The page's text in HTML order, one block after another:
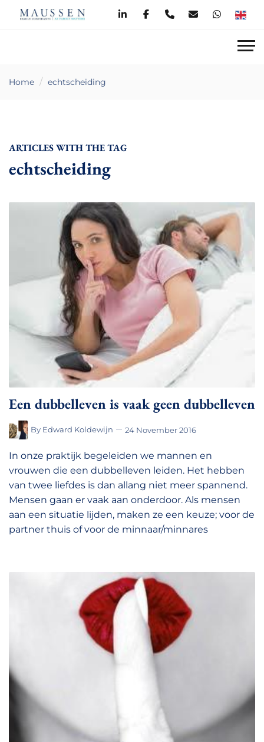
Home echtscheiding
ARTICLES WITH THE TAG
echtscheiding
Een dubbelleven is vaak geen dubbelleven
By Edward Koldewijn 24 November 2016
In onze praktijk begeleiden we mannen en
vrouwen die een dubbelleven leiden. Het hebben
van twee liefdes is dan allang niet meer spannend.
Mensen gaan er vaak aan onderdoor. Als mensen
aan een situatie lijden, maken ze een keuze; voor de
partner thuis of voor de minnaar/minnares